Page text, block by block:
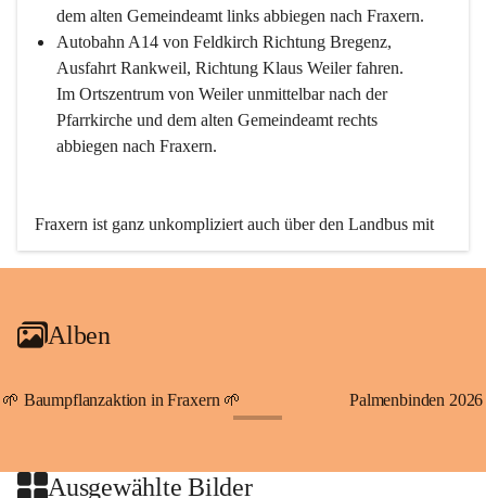
dem alten Gemeindeamt links abbiegen nach Fraxern.
Autobahn A14 von Feldkirch Richtung Bregenz,
Ausfahrt Rankweil, Richtung Klaus Weiler fahren.
Im Ortszentrum von Weiler unmittelbar nach der
Pfarrkirche und dem alten Gemeindeamt rechts
abbiegen nach Fraxern.
Fraxern ist ganz unkompliziert auch über den Landbus mit
den öffentlichen Verkehrsmitteln zu erreichen. Die Linie
An Samstagen, Sonn- und Feiertagen können Sie bequem
persönlichen Linienbus zur gewünschten Zeit zu Ihrer
Haltestelle bestellen. Sowohl von Weiler kommend nach
beide Fahrten Weiler-Fraxern-Weiler.
Alben
🌱 Baumpflanzaktion in Fraxern 🌱 Palmenbinden 2026
Ausgewählte Bilder